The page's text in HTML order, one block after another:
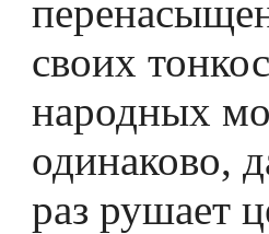
своих
народных
одинаково,
раз­ рушает